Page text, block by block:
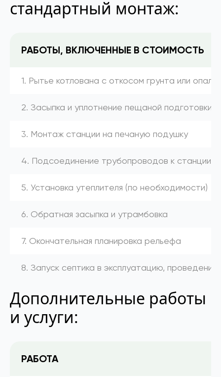
стандартный монтаж:
РАБОТЫ, ВКЛЮЧЕННЫЕ В СТОИМОСТЬ
1. Рытье котлована с откосом грунта или
2. Засыпка и уплотнение пещаной подготовки
3. Монтаж станции на печаную подушку
4. Подсоединение трубопроводов к станции
5. Установка утеплителя (по необходимости)
6. Обратная засыпка и утрамбовка
7. Окончательная планировка рельефа
8. Запуск септика в эксплуатацию,
Дополнительные работы
и услуги:
РАБОТА